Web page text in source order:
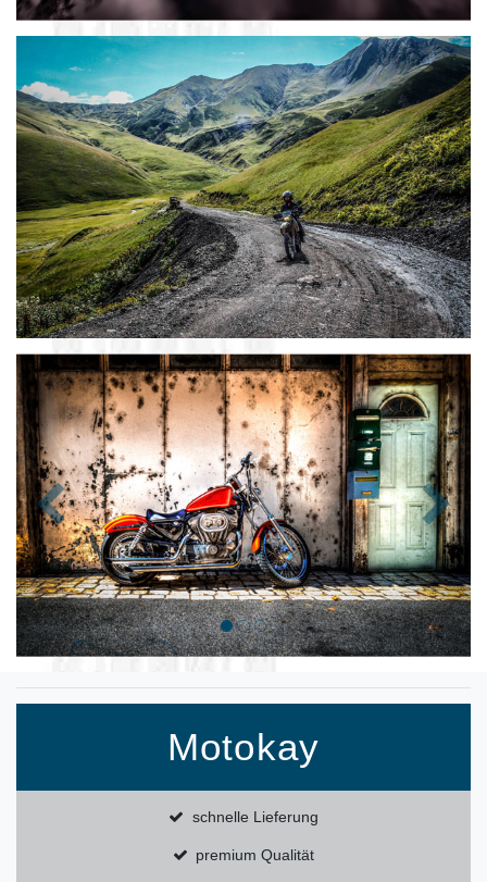
Zurück
Motokay
schnelle Lieferung
premium Qualität